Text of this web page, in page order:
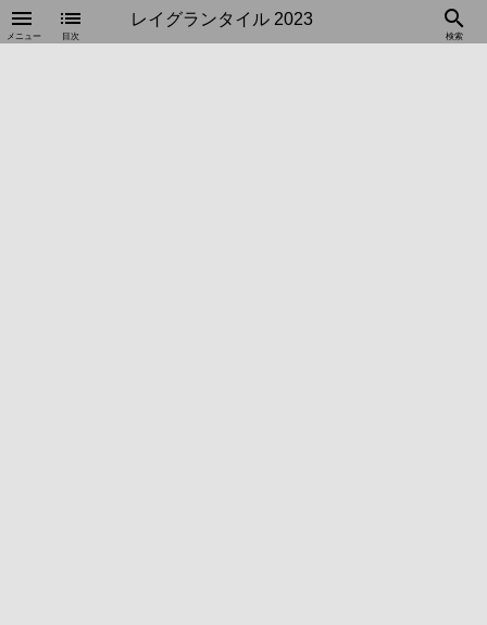
menu
メニュー
レイグランタイル 2023
list
目次
search
検索